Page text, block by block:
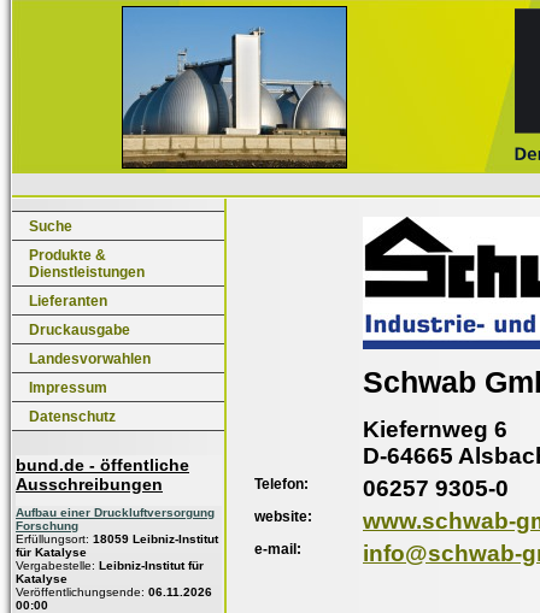
Suche
Produkte &
Dienstleistungen
Lieferanten
Druckausgabe
Landesvorwahlen
Impressum
Datenschutz
bund.de - öffentliche
Ausschreibungen
Aufbau einer Druckluftversorgung
Forschung
Erfüllungsort: 18059 Leibniz-Institut
für Katalyse
Vergabestelle: Leibniz-Institut für
Katalyse
Veröffentlichungsende: 06.11.2026
00:00
Schwab
Kiefernweg 6
D-64665
Telefon: 06257 9305-0
website: www.schwab-
e-mail: info@schwab-